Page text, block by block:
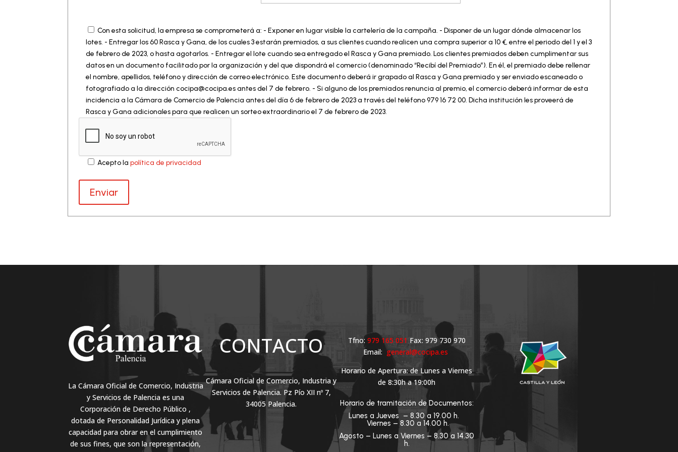
Con esta solicitud, la empresa se comprometerá a: - Exponer en lugar visible la cartelería de la campaña. - Disponer de un lugar dónde almacenar los
lotes. - Entregar los 60 Rasca y Gana, de los cuales 3 estarán premiados, a sus clientes cuando realicen una compra superior a 10 €, entre el periodo del 1 y el 3
de febrero de 2023, o hasta agotarlos. - Entregar el lote cuando sea entregado el Rasca y Gana premiado. Los clientes premiados deben cumplimentar sus
datos en un documento facilitado por la organización y del que dispondrá el comercio (denominado “Recibí del Premiado”). En él, el premiado debe rellenar
el nombre, apellidos, teléfono y dirección de correo electrónico. Este documento deberá ir grapado al Rasca y Gana premiado y ser enviado escaneado o
fotografiado a la dirección cocipa@cocipa.es antes del 7 de febrero. - Si alguno de los premiados renuncia al premio, el comercio deberá informar de esta
incidencia a la Cámara de Comercio de Palencia antes del día 6 de febrero de 2023 a través del teléfono 979 16 72 00. Dicha institución les proveerá de
Rasca y Gana adicionales para que realicen un sorteo extraordinario el 7 de febrero de 2023.
Acepto lapolítica de privacidad
La Cámara Oficial de Comercio, Industria
y Servicios de Palencia es una
Corporación de Derecho Público ,
dotada de Personalidad Jurídica y plena
capacidad para obrar en el cumplimiento
de sus fines, que son la representación,
CONTACTO
Cámara Oficial de Comercio, Industria y
Servicios de Palencia. Pz Pío XII nº 7,
34005 Palencia.
Tfno: 979 165 051 Fax: 979 730 970
Email: general@cocipa.es
Horario de Apertura: de Lunes a Viernes
de 8:30h a 19:00h
Horario de tramitación de Documentos:
Lunes a Jueves – 8.30 a 19.00 h.
Viernes – 8.30 a 14.00 h.
Agosto – Lunes a Viernes – 8.30 a 14.30
h.